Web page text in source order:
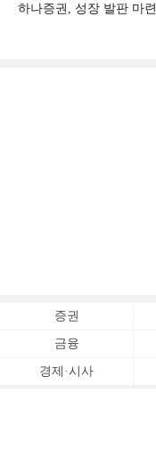
하나증권, 성장 발판 마련
증권
금융
경제·시사